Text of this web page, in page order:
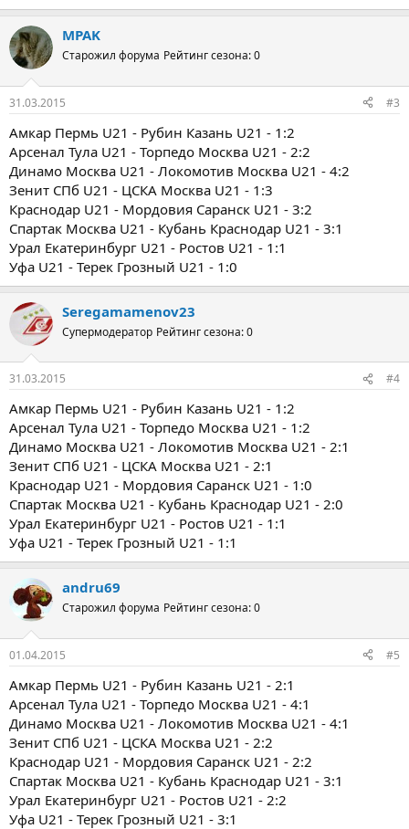
MPAK
Старожил форума Рейтинг сезона: 0
31.03.2015 #3
Амкар Пермь U21 - Рубин Казань U21 - 1:2
Арсенал Тула U21 - Торпедо Москва U21 - 2:2
Динамо Москва U21 - Локомотив Москва U21 - 4:2
Зенит СПб U21 - ЦСКА Москва U21 - 1:3
Краснодар U21 - Мордовия Саранск U21 - 3:2
Спартак Москва U21 - Кубань Краснодар U21 - 3:1
Урал Екатеринбург U21 - Ростов U21 - 1:1
Уфа U21 - Терек Грозный U21 - 1:0
Seregamamenov23
Супермодератор Рейтинг сезона: 0
31.03.2015 #4
Амкар Пермь U21 - Рубин Казань U21 - 1:2
Арсенал Тула U21 - Торпедо Москва U21 - 1:2
Динамо Москва U21 - Локомотив Москва U21 - 2:1
Зенит СПб U21 - ЦСКА Москва U21 - 2:1
Краснодар U21 - Мордовия Саранск U21 - 1:0
Спартак Москва U21 - Кубань Краснодар U21 - 2:0
Урал Екатеринбург U21 - Ростов U21 - 1:1
Уфа U21 - Терек Грозный U21 - 1:1
andru69
Старожил форума Рейтинг сезона: 0
01.04.2015 #5
Амкар Пермь U21 - Рубин Казань U21 - 2:1
Арсенал Тула U21 - Торпедо Москва U21 - 4:1
Динамо Москва U21 - Локомотив Москва U21 - 4:1
Зенит СПб U21 - ЦСКА Москва U21 - 2:2
Краснодар U21 - Мордовия Саранск U21 - 2:2
Спартак Москва U21 - Кубань Краснодар U21 - 3:1
Урал Екатеринбург U21 - Ростов U21 - 2:2
Уфа U21 - Терек Грозный U21 - 3:1